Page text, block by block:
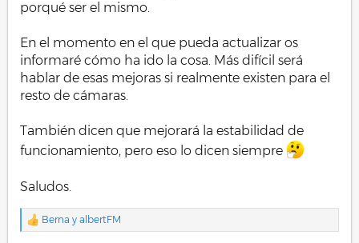
porqué ser el mismo.
En el momento en el que pueda actualizar os
informaré cómo ha ido la cosa. Más difícil será
hablar de esas mejoras si realmente existen para el
resto de cámaras.
También dicen que mejorará la estabilidad de
funcionamiento, pero eso lo dicen siempre
Saludos.
R
Berna y albertFM